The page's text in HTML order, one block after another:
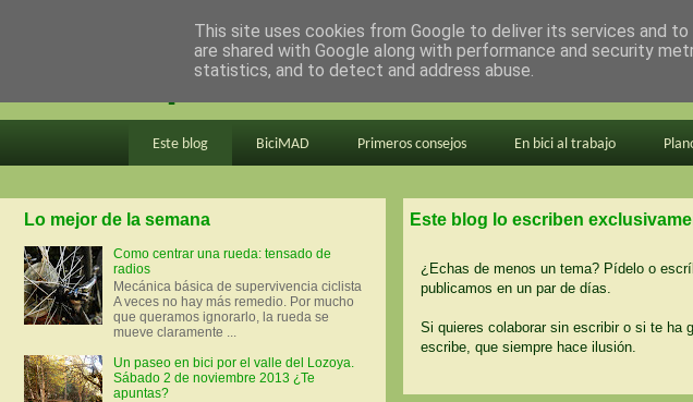
en bici por madrid
Este blog BiciMAD Primeros consejos En bici al trabajo
Este blog lo escriben
¿Echas de menos un tema? Pídelo o
publicamos en un par de días.
Si quieres colaborar sin escribir o si te ha
escribe, que siempre hace ilusión.
Lo mejor de la semana
Como centrar una rueda: tensado de
radios
Mecánica básica de supervivencia ciclista
A veces no hay más remedio. Por mucho
que queramos ignorarlo, la rueda se
mueve claramente ...
Un paseo en bici por el valle del Lozoya.
Sábado 2 de noviembre 2013 ¿Te
apuntas?
This site uses cookies from Google to deliver its services and
are shared with Google along with performance and security
statistics, and to detect and address abuse.